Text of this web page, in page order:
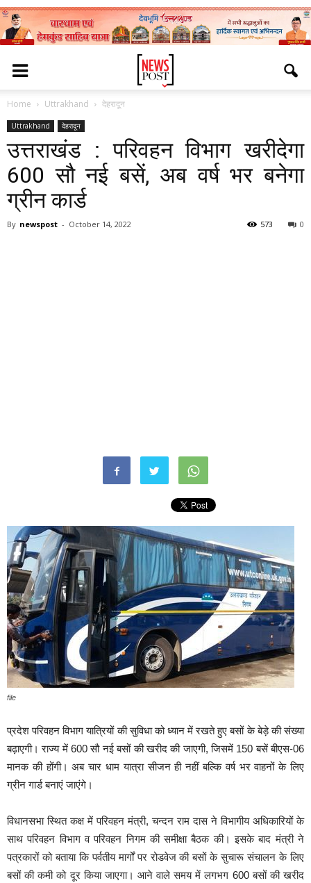
Home Uttrakhand देहरादून
Uttrakhand देहरादून
उत्तराखंड : परिवहन विभाग खरीदेगा
600 सौ नई बसें, अब वर्ष भर बनेगा
ग्रीन कार्ड
By newspost - October 14, 2022 0
573
file
प्रदेश परिवहन विभाग यात्रियों की सुविधा को ध्यान में रखते हुए बसों के बेड़े की संख्या
बढ़ाएगी। राज्य में 600 सौ नई बसों की खरीद की जाएगी, जिसमें 150 बसें बीएस-06
मानक की होंगी। अब चार धाम यात्रा सीजन ही नहीं बल्कि वर्ष भर वाहनों के लिए
ग्रीन गार्ड बनाएं जाएंगे।
विधानसभा स्थित कक्ष में परिवहन मंत्री, चन्दन राम दास ने विभागीय अधिकारियों के
साथ परिवहन विभाग व परिवहन निगम की समीक्षा बैठक की। इसके बाद मंत्री ने
पत्रकारों को बताया कि पर्वतीय मार्गों पर रोडवेज की बसों के सुचारू संचालन के लिए
बसों की कमी को दूर किया जाएगा। आने वाले समय में लगभग 600 बसों की खरीद